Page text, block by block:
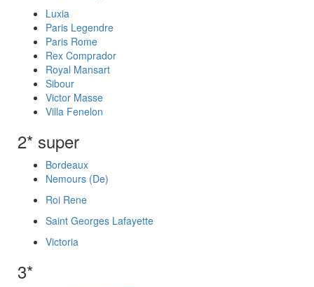
Luxia
Paris Legendre
Paris Rome
Rex Comprador
Royal Mansart
Sibour
Victor Masse
Villa Fenelon
2* super
Bordeaux
Nemours (De)
Roi Rene
Saint Georges Lafayette
Victoria
3*